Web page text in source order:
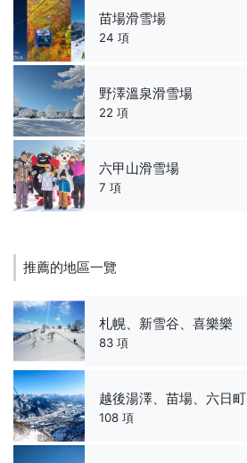
苗場滑雪場
24 項
野澤溫泉滑雪場
22 項
六甲山滑雪場
7 項
推薦的地區一覽
札幌、新雪谷、喜樂樂
83 項
越後湯澤、苗場、六日町
108 項